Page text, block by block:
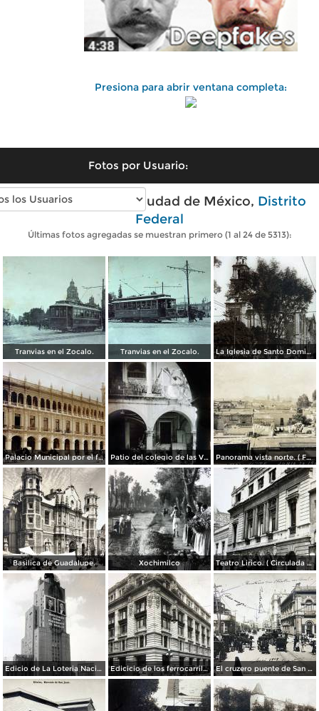
Presiona para abrir ventana completa:
Fotos por Usuario:
Fotos antiguas de Ciudad de México, Distrito
Federal
Últimas fotos agregadas se muestran primero (1 al 24 de 5313):
Tranvias en el Zocalo. Tranvias en el Zocalo. La Iglesia de Santo Domingo.
Palacio Municipal por el fotografo Hugo Brehme.. Patio del colegio de las Vizcainas por el fotografo Hugo Brehme. Panorama vista norte. ( Fechada el 20 de Junio de 1905 ).
Basilica de Guadalupe. Xochimilco Teatro Lirico. ( Circulada el 1 de Agosto de 1926 ).
Edicio de La Loteria Nacional Ciudad de México Abril de 1964 Edicicio de los ferrocarriles. El cruzero puente de San Francisco y Guardiola por el fotografo Felix Miret.